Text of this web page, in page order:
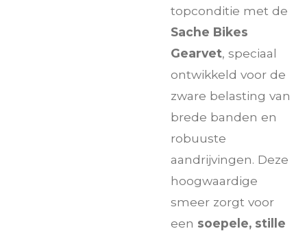
topconditie met de
Sache Bikes
Gearvet, speciaal
ontwikkeld voor de
zware belasting van
brede banden en
robuuste
aandrijvingen. Deze
hoogwaardige
smeer zorgt voor
een soepele, stille